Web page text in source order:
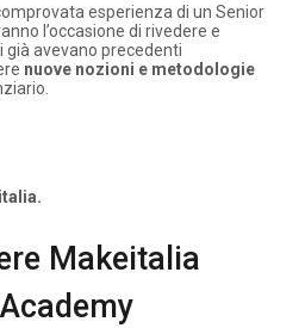
esperienza di un Senior
l’occasione di rivedere e
avevano precedenti
nuove nozioni e metodologie
Makeitalia